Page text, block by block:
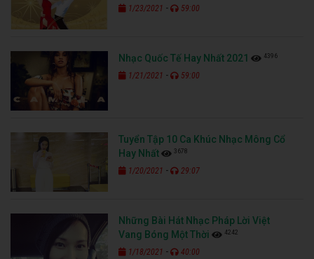
1/23/2021 - 59:00
Nhạc Quốc Tế Hay Nhất 2021 4396
1/21/2021 - 59:00
Tuyển Tập 10 Ca Khúc Nhạc Mông Cổ
Hay Nhất
3678
1/20/2021 - 29:07
Những Bài Hát Nhạc Pháp Lời Việt
Vang Bóng Một Thời
4242
1/18/2021 - 40:00